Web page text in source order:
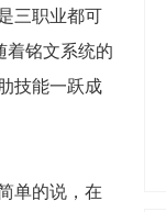
三职业都可
着铭文系统的
技能一跃成
单的说，在